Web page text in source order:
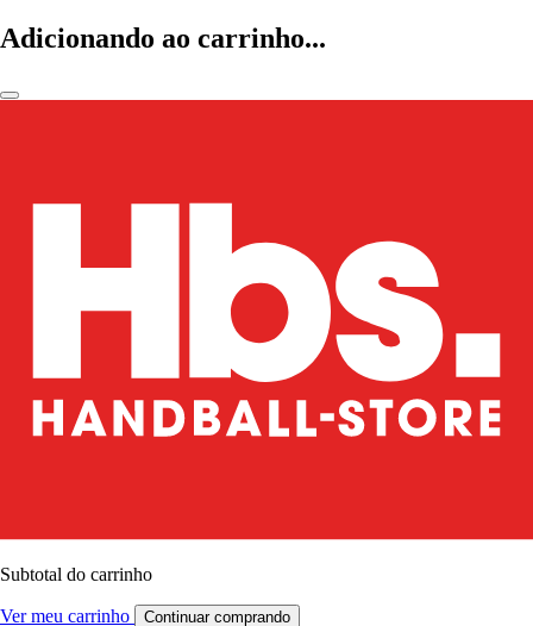
Adicionando ao carrinho...
Subtotal do carrinho
Ver meu carrinho Continuar comprando